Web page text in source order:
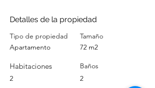
Detalles de la propiedad
Tipo de propiedad
Apartamento
Habitaciones
2
Tamaño
72 m2
Baños
2